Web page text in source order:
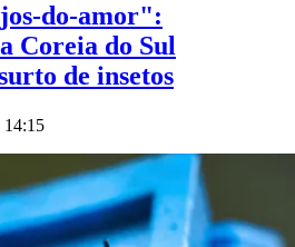
do-amor":
Coreia do Sul
de insetos
14:15